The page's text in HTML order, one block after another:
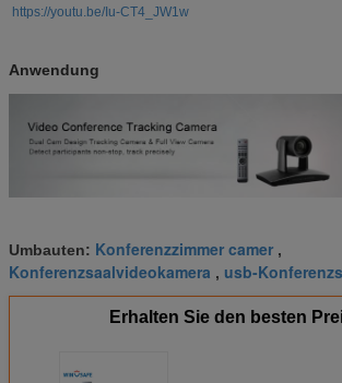
https://youtu.be/Iu-CT4_JW1w
Anwendung
Umbauten: Konferenzzimmer camer ,
Konferenzsaalvideokamera , usb-
Erhalten Sie den besten